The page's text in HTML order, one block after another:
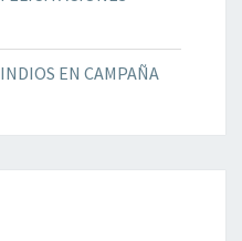
INDIOS EN CAMPAÑA